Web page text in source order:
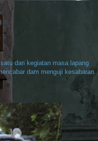
dari kegiatan masa lapang
dam menguji kesabaran..